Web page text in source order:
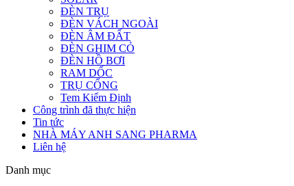
ĐÈN TRỤ
ĐÈN VÁCH NGOÀI
ĐÈN ÂM ĐẤT
ĐÈN GHIM CỎ
ĐÈN HỒ BƠI
RAM DỐC
TRỤ CỔNG
Tem Kiểm Định
Công trình đã thực hiện
Tin tức
NHÀ MÁY ANH SANG PHARMA
Liên hệ
Danh mục